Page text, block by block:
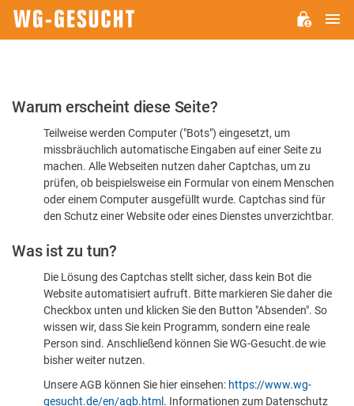
Bitte
dass
sind
Warum erscheint diese Seite?
Teilweise werden Computer ("Bots") eingesetzt, um
missbräuchlich automatische Eingaben auf einer Seite zu
machen. Alle Webseiten nutzen daher Captchas, um zu
prüfen, ob beispielsweise ein Formular von einem Menschen
oder einem Computer ausgefüllt wurde. Captchas sind für
den Schutz einer Website oder eines Dienstes unverzichtbar.
Was ist zu tun?
Die Lösung des Captchas stellt sicher, dass kein Bot die
Website automatisiert aufruft. Bitte markieren Sie daher die
Checkbox unten und klicken Sie den Button "Absenden". So
wissen wir, dass Sie kein Programm, sondern eine reale
Person sind. Anschließend können Sie WG-Gesucht.de wie
bisher weiter nutzen.
Unsere AGB können Sie hier einsehen: https://www.wg-
gesucht.de/en/agb.html . Informationen zum Datenschutz